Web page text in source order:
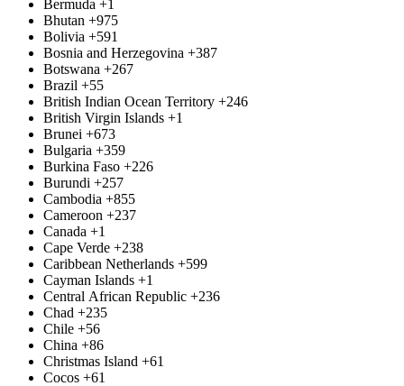
Bermuda +1
Bhutan +975
Bolivia +591
Bosnia and Herzegovina +387
Botswana +267
Brazil +55
British Indian Ocean Territory +246
British Virgin Islands +1
Brunei +673
Bulgaria +359
Burkina Faso +226
Burundi +257
Cambodia +855
Cameroon +237
Canada +1
Cape Verde +238
Caribbean Netherlands +599
Cayman Islands +1
Central African Republic +236
Chad +235
Chile +56
China +86
Christmas Island +61
Cocos +61